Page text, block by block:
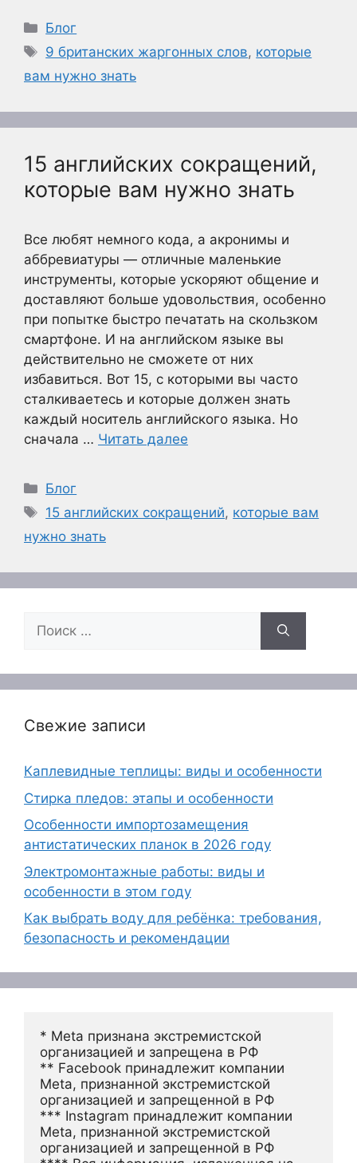
Рубрики
Блог
Метки
9 британских жаргонных слов, которые
вам нужно знать
15 английских сокращений,
которые вам нужно знать
Все любят немного кода, а акронимы и
аббревиатуры — отличные маленькие
инструменты, которые ускоряют общение и
доставляют больше удовольствия, особенно
при попытке быстро печатать на скользком
смартфоне. И на английском языке вы
действительно не сможете от них
избавиться. Вот 15, с которыми вы часто
сталкиваетесь и которые должен знать
каждый носитель английского языка. Но
сначала … Читать далее
Рубрики
Блог
Метки
15 английских сокращений, которые вам
нужно знать
Поиск:
Свежие записи
Каплевидные теплицы: виды и особенности
Стирка пледов: этапы и особенности
Особенности импортозамещения
антистатических планок в 2026 году
Электромонтажные работы: виды и
особенности в этом году
Как выбрать воду для ребёнка: требования,
безопасность и рекомендации
* Meta признана экстремистской
организацией и запрещена в РФ
** Facebook принадлежит компании
Meta, признанной экстремистской
организацией и запрещенной в РФ
*** Instagram принадлежит компании
Meta, признанной экстремистской
организацией и запрещенной в РФ